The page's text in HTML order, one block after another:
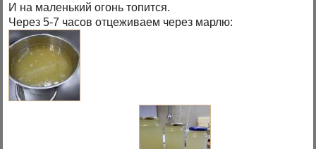
И на маленький огонь топится.
Через 5-7 часов отцеживаем через марлю: